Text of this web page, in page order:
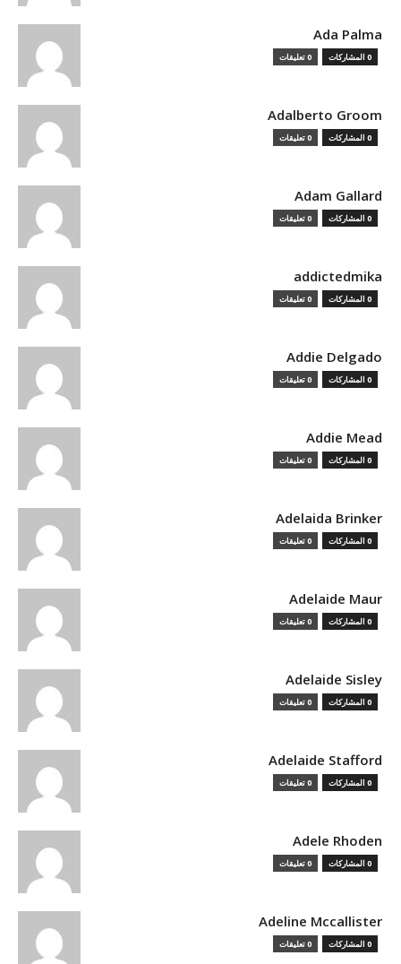
Ada Palma
0 المشاركات 0 تعليقات
Adalberto Groom
0 المشاركات 0 تعليقات
Adam Gallard
0 المشاركات 0 تعليقات
addictedmika
0 المشاركات 0 تعليقات
Addie Delgado
0 المشاركات 0 تعليقات
Addie Mead
0 المشاركات 0 تعليقات
Adelaida Brinker
0 المشاركات 0 تعليقات
Adelaide Maur
0 المشاركات 0 تعليقات
Adelaide Sisley
0 المشاركات 0 تعليقات
Adelaide Stafford
0 المشاركات 0 تعليقات
Adele Rhoden
0 المشاركات 0 تعليقات
Adeline Mccallister
0 المشاركات 0 تعليقات